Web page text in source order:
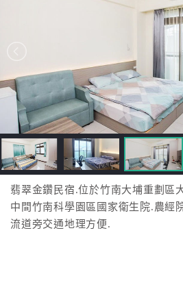
直
接
跟
飯
店
訂
房
HOT
翡翠金鑽民宿.位於竹南大埔重劃區
中間竹南科學園區國家衛生院.農經
流道旁交通地理方便.